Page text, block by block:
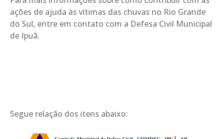
ações de ajuda às vítimas das chuvas no Rio Grande
do Sul, entre em contato com a Defesa Civil Municipal
de Ipuã.
Segue relação dos itens abaixo: